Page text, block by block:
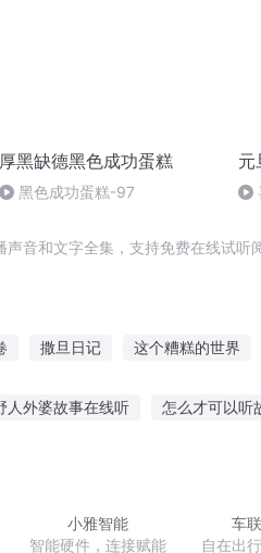
厚黑缺德黑色成功蛋糕
黑色成功蛋糕-97
元
音和文字全集，支持免费在线试听
撒旦日记 这个糟糕的世界
人外婆故事在线听 怎么才可以听
小雅智能
智能硬件，连接赋能
车
自在出